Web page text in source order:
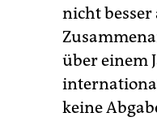
nicht
über einem
keine